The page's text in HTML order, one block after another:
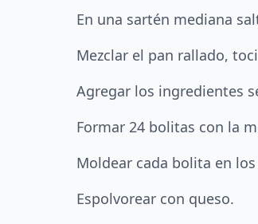
En una sartén mediana
Mezclar el pan rallado,
Agregar los ingredientes
Formar 24 bolitas con la
Moldear cada bolita en
Espolvorear con queso.